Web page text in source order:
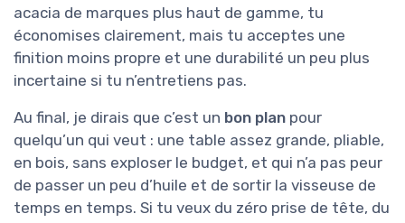
acacia de marques plus haut de gamme, tu
économises clairement, mais tu acceptes une
finition moins propre et une durabilité un peu plus
incertaine si tu n’entretiens pas.
Au final, je dirais que c’est un bon plan pour
quelqu’un qui veut : une table assez grande, pliable,
en bois, sans exploser le budget, et qui n’a pas peur
de passer un peu d’huile et de sortir la visseuse de
temps en temps. Si tu veux du zéro prise de tête, du